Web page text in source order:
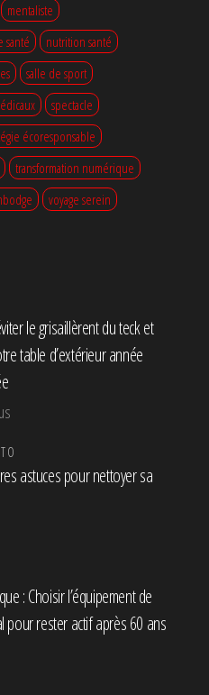
mentaliste
santé
nutrition santé
salle de sport
spectacle
écoresponsable
transformation numérique
voyage serein
le grisaillèrent du teck et
table d’extérieur année
astuces pour nettoyer sa
: Choisir l’équipement de
pour rester actif après 60 ans